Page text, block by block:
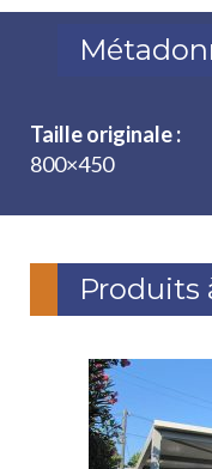
Taille originale :
800×450
Produits